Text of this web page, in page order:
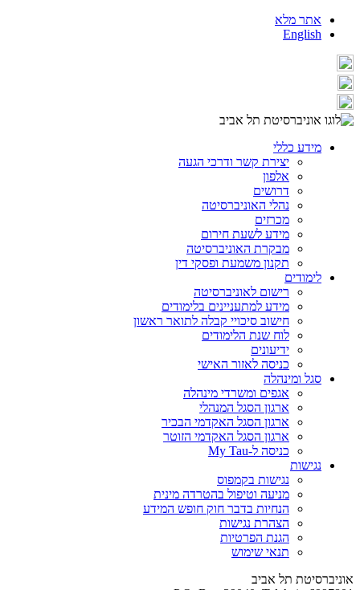
אתר מלא
English
מידע כללי
יצירת קשר ודרכי הגעה
אלפון
דרושים
נהלי האוניברסיטה
מכרזים
מידע לשעת חירום
מבקרת האוניברסיטה
תקנון משמעת ופסקי דין
לימודים
רישום לאוניברסיטה
מידע למתעניינים בלימודים
חישוב סיכויי קבלה לתואר ראשון
לוח שנת הלימודים
ידיעונים
כניסה לאזור האישי
סגל ומינהלה
אגפים ומשרדי מינהלה
ארגון הסגל המנהלי
ארגון הסגל האקדמי הבכיר
ארגון הסגל האקדמי הזוטר
כניסה ל-My Tau
נגישות
נגישות בקמפוס
מניעה וטיפול בהטרדה מינית
הנחיות בדבר חוק חופש המידע
הצהרת נגישות
הגנת הפרטיות
תנאי שימוש
אוניברסיטת תל אביב